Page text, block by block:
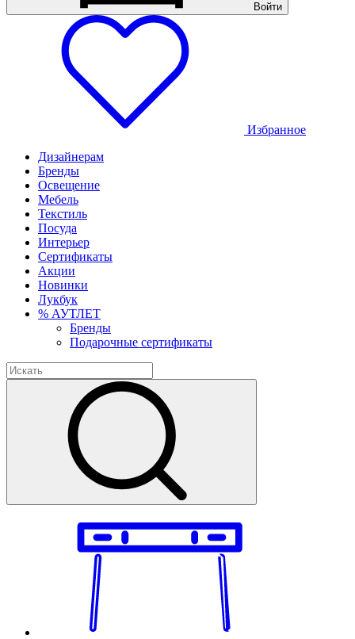
Войти
Избранное
Дизайнерам
Бренды
Освещение
Мебель
Текстиль
Посуда
Интерьер
Сертификаты
Акции
Новинки
Лукбук
% АУТЛЕТ
Бренды
Подарочные сертификаты